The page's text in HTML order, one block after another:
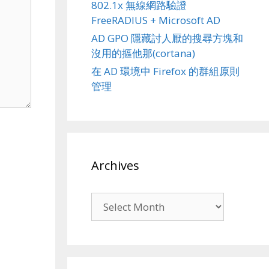
802.1x 無線網路驗證
FreeRADIUS + Microsoft AD
AD GPO 隱藏討人厭的搜尋方塊和
沒用的摳他那(cortana)
在 AD 環境中 Firefox 的群組原則
管理
Archives